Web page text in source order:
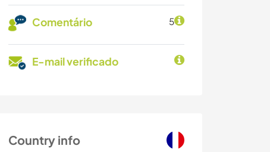
Comentário 5
E-mail verificado
Country info